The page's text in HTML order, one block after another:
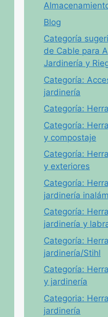
Blog
Categoría
de Cable para
Jardinería y
Categoría:
jardinería
Categoría:
Categoría:
y compostaje
Categoría:
y exteriores
Categoría:
jardinería
Categoría:
jardinería y
Categoría:
jardinería/Stihl
Categoría:
y jardinería
Categoria:
jardinería